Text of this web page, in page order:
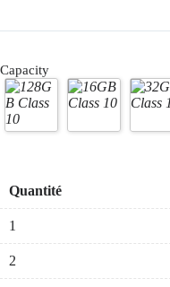
Capacity
Quantité
1
2